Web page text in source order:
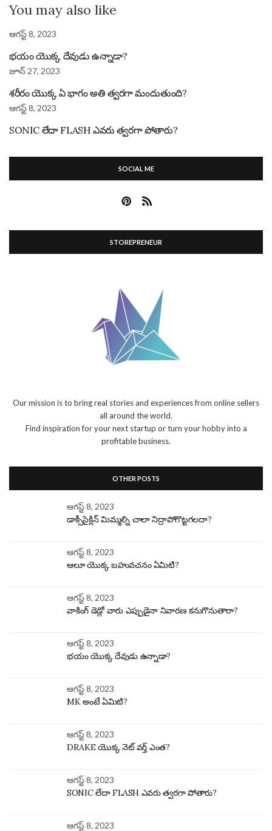
You may also like
ఆగస్ట్ 8, 2023
భయం యొక్క దేవుడు ఉన్నాడా?
జూన్ 27, 2023
శరీరం యొక్క ఏ భాగం అతి త్వరగా మందుతుంది?
ఆగస్ట్ 8, 2023
SONIC లేదా FLASH ఎవరు త్వరగా పోతారు?
SOCIAL ME
STOREPRENEUR
Our mission is to bring real stories and experiences from online sellers
all around the world.
Find inspiration for your next startup or turn your hobby into a
profitable business.
OTHER POSTS
ఆగస్ట్ 8, 2023
డాక్సీసైక్లిన్ మిమ్మల్ని చాలా నిద్రాపోగొట్టగలదా?
ఆగస్ట్ 8, 2023
ఆలూ యొక్క బహువచనం ఏమిటి?
ఆగస్ట్ 8, 2023
వాకింగ్ డెడ్లో వారు ఎప్పుడైనా నివారణ కనుగొనుతారా?
ఆగస్ట్ 8, 2023
భయం యొక్క దేవుడు ఉన్నాడా?
ఆగస్ట్ 8, 2023
MK అంటే ఏమిటి?
ఆగస్ట్ 8, 2023
DRAKE యొక్క నెట్ వర్త్ ఎంత?
ఆగస్ట్ 8, 2023
SONIC లేదా FLASH ఎవరు త్వరగా పోతారు?
ఆగస్ట్ 8, 2023